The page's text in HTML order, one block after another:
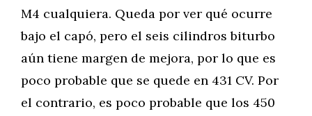
M4 cualquiera. Queda por ver qué ocurre
bajo el capó, pero el seis cilindros biturbo
aún tiene margen de mejora, por lo que es
poco probable que se quede en 431 CV. Por
el contrario, es poco probable que los 450